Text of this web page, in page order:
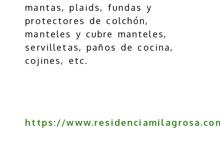
mantas, plaids, fundas y
protectores de colchón,
manteles y cubre manteles,
servilletas, paños de cocina,
cojines, etc.
https://